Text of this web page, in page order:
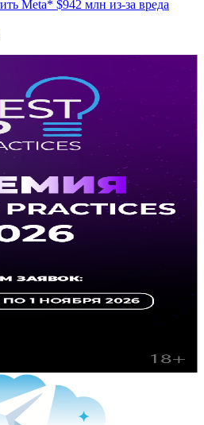
Meta* $942 млн из-за вреда